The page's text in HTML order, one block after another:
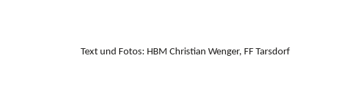
Text und Fotos: HBM Christian Wenger, FF Tarsdorf